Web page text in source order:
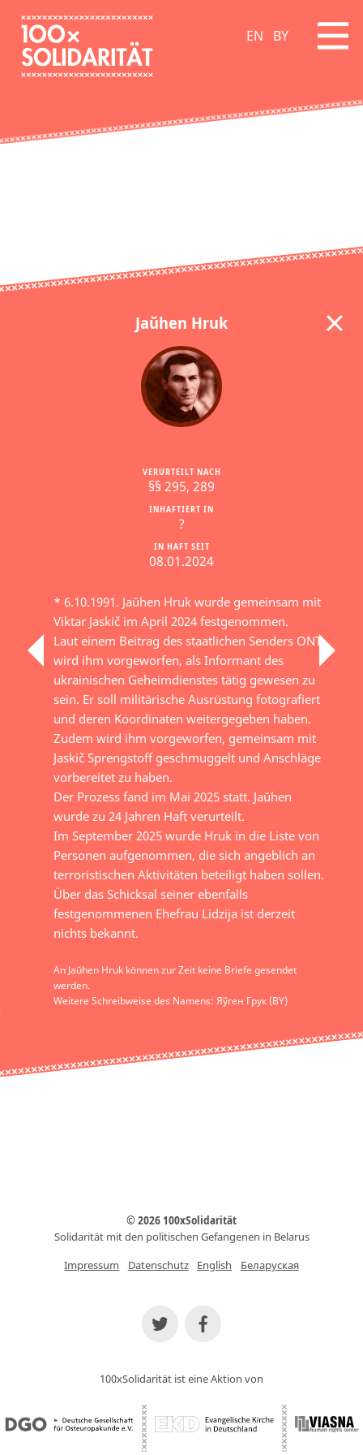
EN BY
Jaŭhen Hruk
IN HAFT SEIT
08.01.2024
INHAFTIERT IN
?
VERURTEILT NACH
§§ 295, 289
* 6.10.1991. Jaŭhen Hruk wurde gemeinsam mit
Viktar Jaskič im April 2024 festgenommen.
Laut einem Beitrag des staatlichen Senders ONT
wird ihm vorgeworfen, als Informant des
ukrainischen Geheimdienstes tätig gewesen zu
sein. Er soll militärische Ausrüstung fotografiert
und deren Koordinaten weitergegeben haben.
Zudem wird ihm vorgeworfen, gemeinsam mit
Jaskič Sprengstoff geschmuggelt und Anschläge
vorbereitet zu haben.
Der Prozess fand im Mai 2025 statt. Jaŭhen
wurde zu 24 Jahren Haft verurteilt.
Im September 2025 wurde Hruk in die Liste von
Personen aufgenommen, die sich angeblich an
terroristischen Aktivitäten beteiligt haben sollen.
Über das Schicksal seiner ebenfalls
festgenommenen Ehefrau Lidzija ist derzeit
nichts bekannt.
An Jaŭhen Hruk können zur Zeit keine Briefe gesendet
werden.
Weitere Schreibweise des Namens: Яўген Грук (BY)
© 2026 100xSolidarität
Solidarität mit den politischen Gefangenen in Belarus
Impressum
Datenschutz English Беларуская
100xSolidarität ist eine Aktion von